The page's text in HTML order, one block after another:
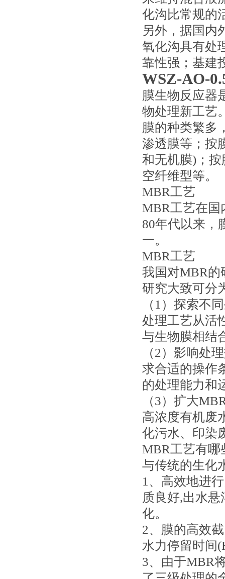
化沟比常规的
另外，据国内
氧化沟具有处
靠性强；基建
WSZ-AO-
膜生物反应器
物处理新工艺
膜的种类繁多
渗透膜等；按
和无机膜)；
空纤维型等。
MBR工艺
MBR工艺在国
80年代以来，
一。
MBR工艺
我国对MBR的
研究大致可分
（1）探索不
处理工艺从活
与生物膜相结
（2）影响处
求合适的操作
的处理能力和
（3）扩大
高浓度有机废
化污水、印染
MBR工艺有哪
与传统的生化
1、高效地进
质良好,出水
化。
2、膜的高效
水力停留时间
3、由于MBR